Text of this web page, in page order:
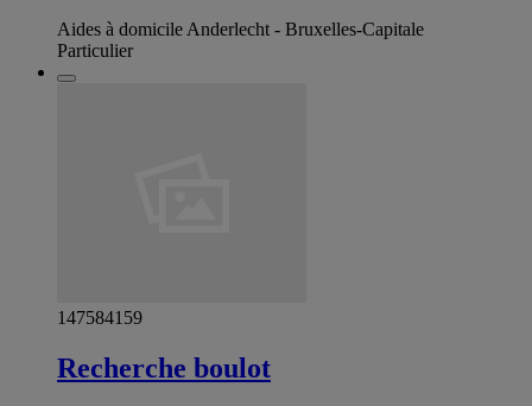
Aides à domicile Anderlecht - Bruxelles-Capitale
Particulier
147584159
Recherche boulot